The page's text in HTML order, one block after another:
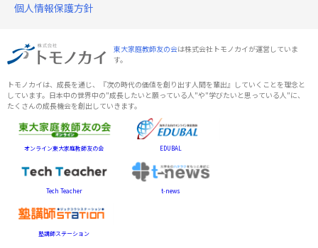
個人情報保護方針
東大家庭教師友の会は株式会社トモノカイが運営していま
す。
トモノカイは、成長を通じ、『次の時代の価値を創り出す人間を輩出』していくことを理念と
しています。日本中の世界中の"成長したいと願っている人"や"学びたいと思っている人"に、
たくさんの成長機会を創出していきます。
オンライン東大家庭教師友の会 EDUBAL
Tech Teacher t-news
塾講師ステーション